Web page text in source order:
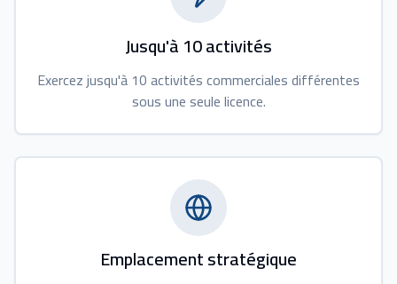
Jusqu'à 10 activités
Exercez jusqu'à 10 activités commerciales différentes
sous une seule licence.
Emplacement stratégique